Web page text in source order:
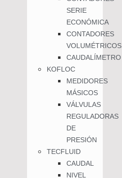
SERIE
ECONÓMICA
CONTADORES
VOLUMÉTRICOS
CAUDALÍMETRO
KOFLOC
MEDIDORES
MÁSICOS
VÁLVULAS
REGULADORAS
DE
PRESIÓN
TECFLUID
CAUDAL
NIVEL